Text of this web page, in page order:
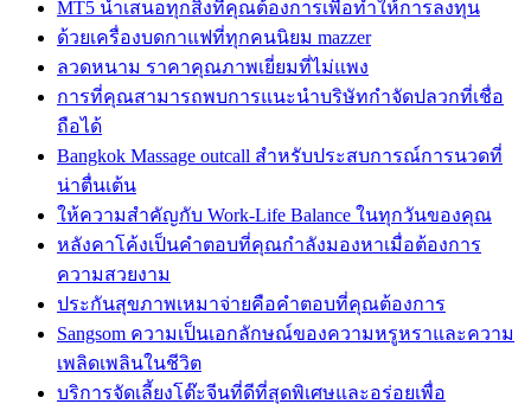
MT5 นำเสนอทุกสิ่งที่คุณต้องการเพื่อทำให้การลงทุน
ด้วยเครื่องบดกาแฟที่ทุกคนนิยม mazzer
ลวดหนาม ราคาคุณภาพเยี่ยมที่ไม่แพง
การที่คุณสามารถพบการแนะนำบริษัทกำจัดปลวกที่เชื่อ
ถือได้
Bangkok Massage outcall สำหรับประสบการณ์การนวดที่
น่าตื่นเต้น
ให้ความสำคัญกับ Work-Life Balance ในทุกวันของคุณ
หลังคาโค้งเป็นคำตอบที่คุณกำลังมองหาเมื่อต้องการ
ความสวยงาม
ประกันสุขภาพเหมาจ่ายคือคำตอบที่คุณต้องการ
Sangsom ความเป็นเอกลักษณ์ของความหรูหราและความ
เพลิดเพลินในชีวิต
บริการจัดเลี้ยงโต๊ะจีนที่ดีที่สุดพิเศษและอร่อยเพื่อ